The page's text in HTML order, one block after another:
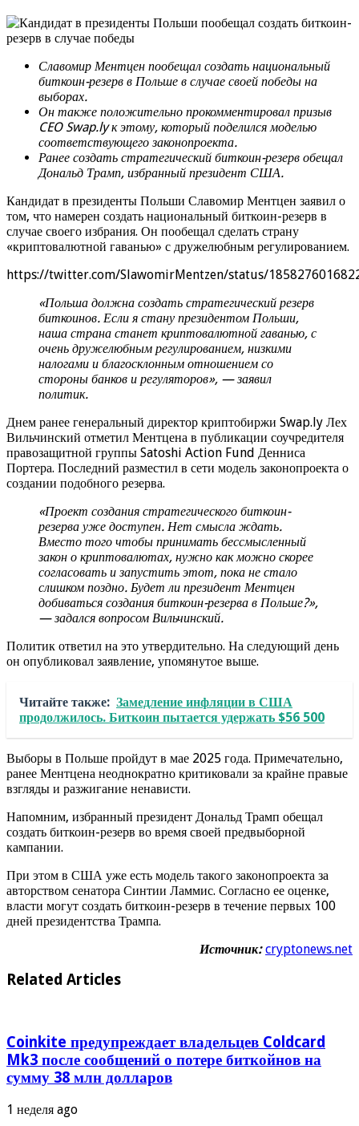
Славомир Ментцен пообещал создать национальный
биткоин-резерв в Польше в случае своей победы на
выборах.
Он также положительно прокомментировал призыв
CEO Swap.ly к этому, который поделился моделью
соответствующего законопроекта.
Ранее создать стратегический биткоин-резерв обещал
Дональд Трамп, избранный президент США.
Кандидат в президенты Польши Славомир Ментцен заявил о
том, что намерен создать национальный биткоин-резерв в
случае своего избрания. Он пообещал сделать страну
«криптовалютной гаванью» с дружелюбным регулированием.
https://twitter.com/SlawomirMentzen/status/
«Польша должна создать стратегический резерв
биткоинов. Если я стану президентом Польши,
наша страна станет криптовалютной гаванью, с
очень дружелюбным регулированием, низкими
налогами и благосклонным отношением со
стороны банков и регуляторов», — заявил
политик.
Днем ранее генеральный директор криптобиржи Swap.ly Лех
Вильчинский отметил Ментцена в публикации соучредителя
правозащитной группы Satoshi Action Fund Денниса
Портера. Последний разместил в сети модель законопроекта о
создании подобного резерва.
«Проект создания стратегического биткоин-
резерва уже доступен. Нет смысла ждать.
Вместо того чтобы принимать бессмысленный
закон о криптовалютах, нужно как можно скорее
согласовать и запустить этот, пока не стало
слишком поздно. Будет ли президент Ментцен
добиваться создания биткоин-резерва в Польше?»,
—задался вопросом Вильчинский.
Политик ответил на это утвердительно. На следующий день
он опубликовал заявление, упомянутое выше.
Читайте также: Замедление инфляции в США
продолжилось. Биткоин пытается удержать $56 500
Выборы в Польше пройдут в мае 2025 года. Примечательно,
ранее Ментцена неоднократно критиковали за крайне правые
взгляды и разжигание ненависти.
Напомним, избранный президент Дональд Трамп обещал
создать биткоин-резерв во время своей предвыборной
кампании.
При этом в США уже есть модель такого законопроекта за
авторством сенатора Синтии Ламмис. Согласно ее оценке,
власти могут создать биткоин-резерв в течение первых 100
дней президентства Трампа.
Источник: cryptonews.net
Related Articles
Coinkite предупреждает владельцев Coldcard
Mk3 после сообщений о потере биткойнов на
сумму 38 млн долларов
1 неделя ago